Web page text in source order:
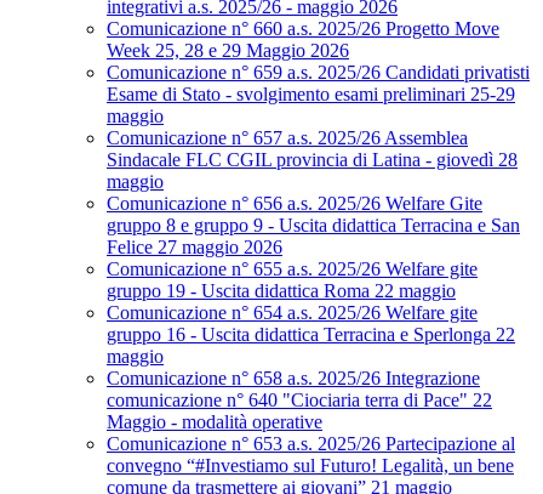
integrativi a.s. 2025/26 - maggio 2026
Comunicazione n° 660 a.s. 2025/26 Progetto Move
Week 25, 28 e 29 Maggio 2026
Comunicazione n° 659 a.s. 2025/26 Candidati privatisti
Esame di Stato - svolgimento esami preliminari 25-29
maggio
Comunicazione n° 657 a.s. 2025/26 Assemblea
Sindacale FLC CGIL provincia di Latina - giovedì 28
maggio
Comunicazione n° 656 a.s. 2025/26 Welfare Gite
gruppo 8 e gruppo 9 - Uscita didattica Terracina e San
Felice 27 maggio 2026
Comunicazione n° 655 a.s. 2025/26 Welfare gite
gruppo 19 - Uscita didattica Roma 22 maggio
Comunicazione n° 654 a.s. 2025/26 Welfare gite
gruppo 16 - Uscita didattica Terracina e Sperlonga 22
maggio
Comunicazione n° 658 a.s. 2025/26 Integrazione
comunicazione n° 640 "Ciociaria terra di Pace" 22
Maggio - modalità operative
Comunicazione n° 653 a.s. 2025/26 Partecipazione al
convegno “#Investiamo sul Futuro! Legalità, un bene
comune da trasmettere ai giovani” 21 maggio